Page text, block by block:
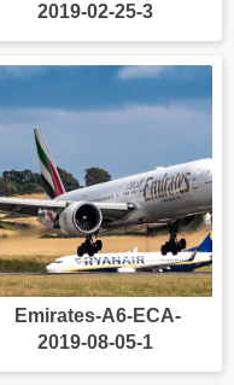
2019-02-25-3
Emirates-A6-ECA-
2019-08-05-1